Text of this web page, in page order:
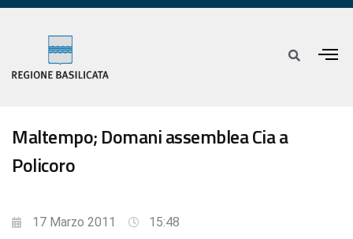
Maltempo; Domani assemblea Cia a
Policoro
17 Marzo 2011 15:48